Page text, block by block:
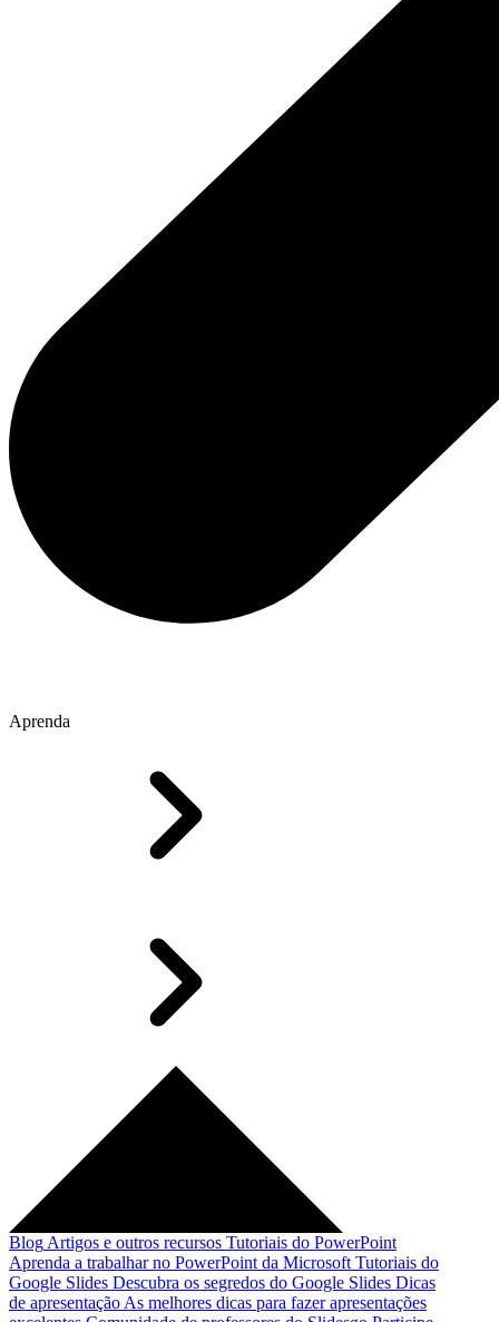
Aprenda
Blog Artigos e outros recursos Tutoriais do PowerPoint
Aprenda a trabalhar no PowerPoint da Microsoft Tutoriais do
Google Slides Descubra os segredos do Google Slides Dicas
de apresentação As melhores dicas para fazer apresentações